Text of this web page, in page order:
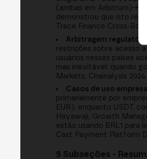
(ambas em
demonstrou que isto
Trace Finance Cross-
Arbitragem
restrições sobre acesso
usuários nesses países
mas inevitável: quando
Markets, Chainalysis 2024.
Casos de uso
primariamente por
EUR), enquanto USDT
Hayawaji, Growth
estão usando BRL1 para
Cast Payment Platform
5 Subseções -